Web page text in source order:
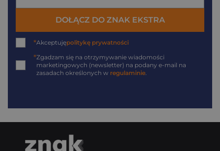
DOŁĄCZ DO ZNAK EKSTRA
*Akceptujępolitykę prywatności
*Zgadzam się na otrzymywanie wiadomości
marketingowych (newsletter) na podany e-mail na
zasadach określonych w regulaminie